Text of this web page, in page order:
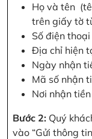
Họ và tên
trên giấy tờ
Số điện thoại
Địa chỉ hiện
Ngày nhận
Mã số nhận
Nơi nhận
Bước 2: Quý
vào “Gửi thông